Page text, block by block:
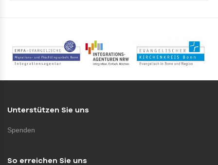
Unterstützen Sie uns
Spenden
So erreichen Sie uns